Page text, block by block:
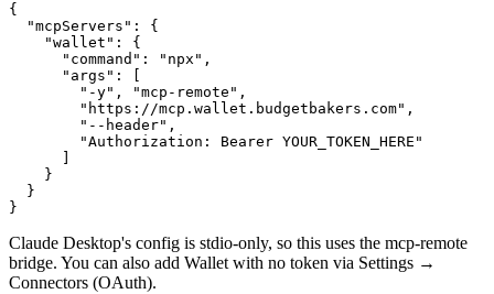
{
  "mcpServers": {
    "wallet": {
      "command": "npx",
      "args": [
        "-y", "mcp-remote",
        "https://mcp.wallet.budgetbakers.com",
        "--header",
        "Authorization: Bearer YOUR_TOKEN_HERE"
    }
  }
}
Claude Desktop's config is stdio-only, so this uses the mcp-remote
bridge. You can also add Wallet with no token via Settings →
Connectors (OAuth).